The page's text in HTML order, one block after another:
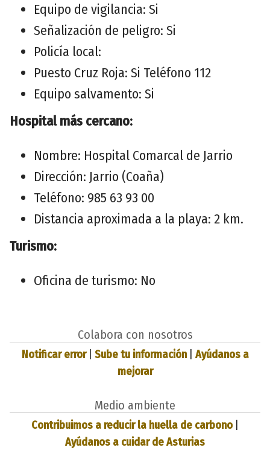
Equipo de vigilancia: Si
Señalización de peligro: Si
Policía local:
Puesto Cruz Roja: Si Teléfono 112
Equipo salvamento: Si
Hospital más cercano:
Nombre: Hospital Comarcal de Jarrio
Dirección: Jarrio (Coaña)
Teléfono: 985 63 93 00
Distancia aproximada a la playa: 2 km.
Turismo:
Oficina de turismo: No
Colabora con nosotros
Notificar error| Sube tu información| Ayúdanos a
mejorar
Medio ambiente
Contribuimos a reducir la huella de carbono
Ayúdanos a cuidar de Asturias